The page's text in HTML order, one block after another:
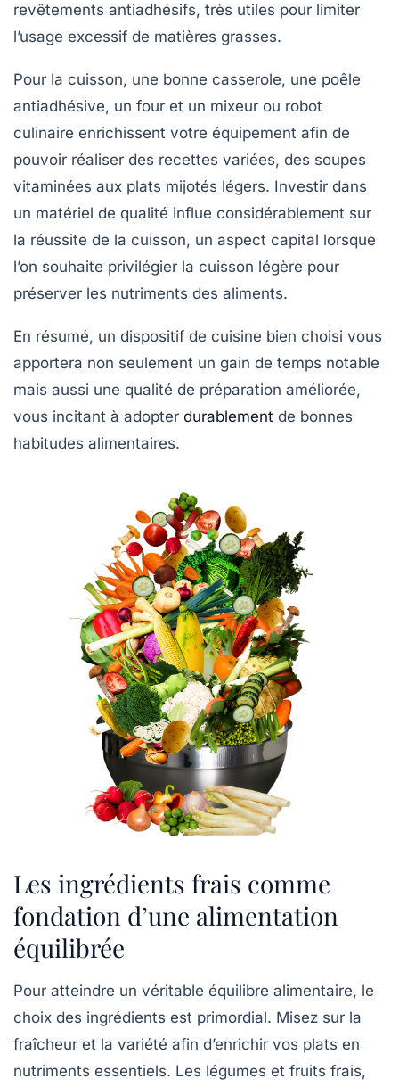
revêtements antiadhésifs, très utiles pour limiter
l’usage excessif de matières grasses.
Pour la cuisson, une bonne casserole, une poêle
antiadhésive, un four et un mixeur ou robot
culinaire enrichissent votre équipement afin de
pouvoir réaliser des recettes variées, des soupes
vitaminées aux plats mijotés légers. Investir dans
un matériel de qualité influe considérablement sur
la réussite de la cuisson, un aspect capital lorsque
l’on souhaite privilégier la cuisson légère pour
préserver les nutriments des aliments.
En résumé, un dispositif de cuisine bien choisi vous
apportera non seulement un gain de temps notable
mais aussi une qualité de préparation améliorée,
vous incitant à adopter durablement de bonnes
habitudes alimentaires.
Les ingrédients frais comme
fondation d’une alimentation
équilibrée
Pour atteindre un véritable équilibre alimentaire, le
choix des ingrédients est primordial. Misez sur la
fraîcheur et la variété afin d’enrichir vos plats en
nutriments essentiels. Les légumes et fruits frais,